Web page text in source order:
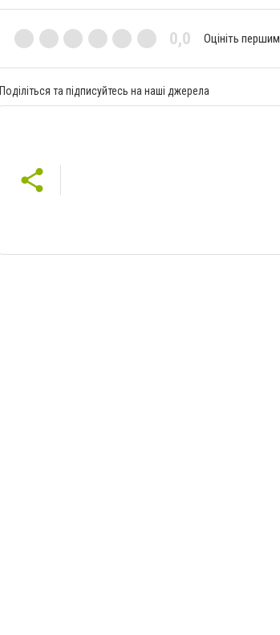
0,0 Оцініть першим
Поділіться та підписуйтесь на наші джерела